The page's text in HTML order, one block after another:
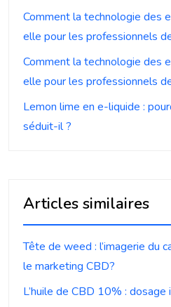
Comment la technologie des
elle pour les professionnels
Comment la technologie des
elle pour les professionnels
Lemon lime en e-liquide :
séduit-il ?
Articles similaires
Tête de weed : l’imagerie du
le marketing CBD?
L’huile de CBD 10% :